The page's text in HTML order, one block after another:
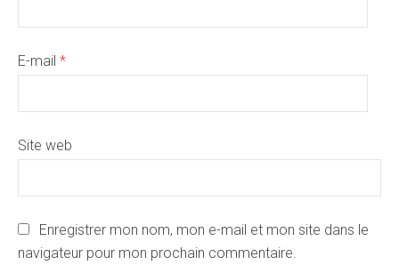
E-mail *
Site web
Enregistrer mon nom, mon e-mail et mon site dans le
navigateur pour mon prochain commentaire.